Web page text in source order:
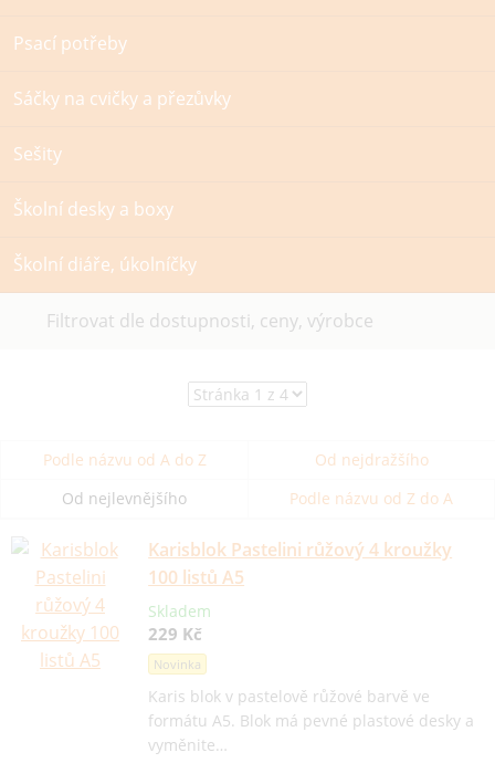
Psací potřeby
Sáčky na cvičky a přezůvky
Sešity
Školní desky a boxy
Školní diáře, úkolníčky
Filtrovat dle dostupnosti, ceny, výrobce
Podle názvu od A do Z
Od nejdražšího
Od nejlevnějšího
Podle názvu od Z do A
Karisblok Pastelini růžový 4 kroužky
100 listů A5
Skladem
229 Kč
Novinka
Karis blok v pastelově růžové barvě ve
formátu A5. Blok má pevné plastové desky a
vyměnite…